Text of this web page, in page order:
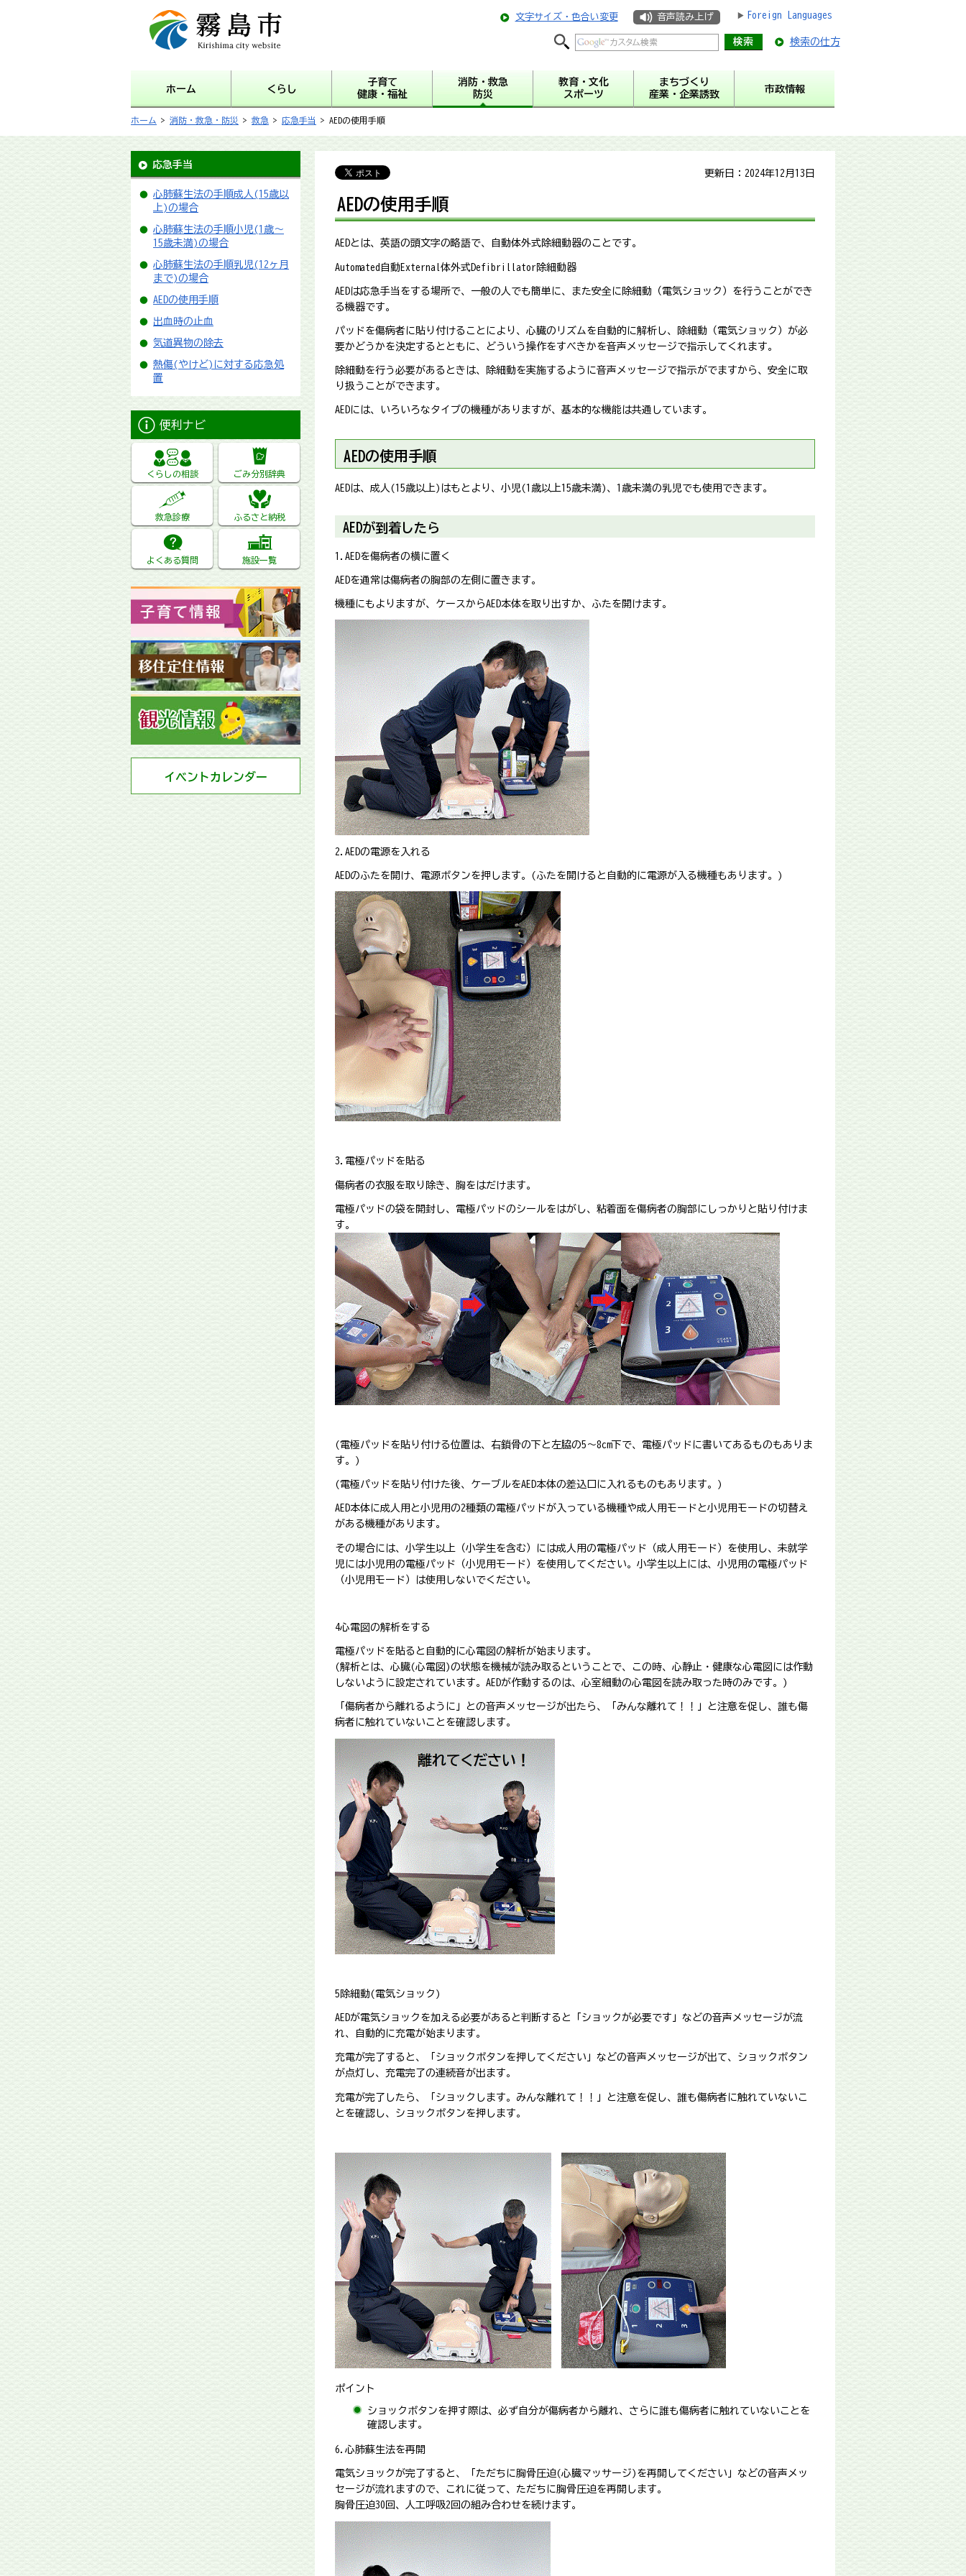
霧島市 Kirishima city
website
文字サイズ・色合い変更 音声読み上げ Foreign Languages
検索の仕方
ホーム くらし
子育て
健康・福祉
消防・救急
防災
教育・文化
スポーツ
まちづくり
産業・企業誘致
市政情報
ホーム > 消防・救急・防災 > 救急 > 応急手当 > AEDの使用手順
応急手当
心肺蘇生法の手順成人(15歳以
上)の場合
心肺蘇生法の手順小児(1歳～
15歳未満)の場合
心肺蘇生法の手順乳児(12ヶ月
まで)の場合
AEDの使用手順
出血時の止血
気道異物の除去
熱傷(やけど)に対する応急処
置
便利ナビ
くらしの相談 ごみ分別辞典
救急診療 ふるさと納税
よくある質問 施設一覧
イベントカレンダー
更新日：2024年12月13日
AEDの使用手順
AEDとは、英語の頭文字の略語で、自動体外式除細動器のことです。
Automated自動External体外式Defibrillator除細動器
AEDは応急手当をする場所で、一般の人でも簡単に、また安全に除細動（電気ショック）を行うことができ
る機器です。
パッドを傷病者に貼り付けることにより、心臓のリズムを自動的に解析し、除細動（電気ショック）が必
要かどうかを決定するとともに、どういう操作をすべきかを音声メッセージで指示してくれます。
除細動を行う必要があるときは、除細動を実施するように音声メッセージで指示がでますから、安全に取
り扱うことができます。
AEDには、いろいろなタイプの機種がありますが、基本的な機能は共通しています。
AEDの使用手順
AEDは、成人(15歳以上)はもとより、小児(1歳以上15歳未満)、1歳未満の乳児でも使用できます。
AEDが到着したら
1.AEDを傷病者の横に置く
AEDを通常は傷病者の胸部の左側に置きます。
機種にもよりますが、ケースからAED本体を取り出すか、ふたを開けます。
2.AEDの電源を入れる
AEDのふたを開け、電源ボタンを押します。(ふたを開けると自動的に電源が入る機種もあります。)
3.電極パッドを貼る
傷病者の衣服を取り除き、胸をはだけます。
電極パッドの袋を開封し、電極パッドのシールをはがし、粘着面を傷病者の胸部にしっかりと貼り付けま
す。
(電極パッドを貼り付ける位置は、右鎖骨の下と左脇の5～8cm下で、電極パッドに書いてあるものもありま
す。)
(電極パッドを貼り付けた後、ケーブルをAED本体の差込口に入れるものもあります。)
AED本体に成人用と小児用の2種類の電極パッドが入っている機種や成人用モードと小児用モードの切替え
がある機種があります。
その場合には、小学生以上（小学生を含む）には成人用の電極パッド（成人用モード）を使用し、未就学
児には小児用の電極パッド（小児用モード）を使用してください。小学生以上には、小児用の電極パッド
（小児用モード）は使用しないでください。
4心電図の解析をする
電極パッドを貼ると自動的に心電図の解析が始まります。
(解析とは、心臓(心電図)の状態を機械が読み取るということで、この時、心静止・健康な心電図には作動
しないように設定されています。AEDが作動するのは、心室細動の心電図を読み取った時のみです。)
「傷病者から離れるように」との音声メッセージが出たら、「みんな離れて！！」と注意を促し、誰も傷
病者に触れていないことを確認します。
5除細動(電気ショック)
AEDが電気ショックを加える必要があると判断すると「ショックが必要です」などの音声メッセージが流
れ、自動的に充電が始まります。
充電が完了すると、「ショックボタンを押してください」などの音声メッセージが出て、ショックボタン
が点灯し、充電完了の連続音が出ます。
充電が完了したら、「ショックします。みんな離れて！！」と注意を促し、誰も傷病者に触れていないこ
とを確認し、ショックボタンを押します。
ポイント
ショックボタンを押す際は、必ず自分が傷病者から離れ、さらに誰も傷病者に触れていないことを
確認します。
6.心肺蘇生法を再開
電気ショックが完了すると、「ただちに胸骨圧迫(心臓マッサージ)を再開してください」などの音声メッ
セージが流れますので、これに従って、ただちに胸骨圧迫を再開します。
胸骨圧迫30回、人工呼吸2回の組み合わせを続けます。